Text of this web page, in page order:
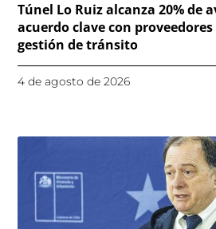
Túnel Lo Ruiz alcanza 20% de
acuerdo clave con
gestión de tránsito
4 de agosto de 2026